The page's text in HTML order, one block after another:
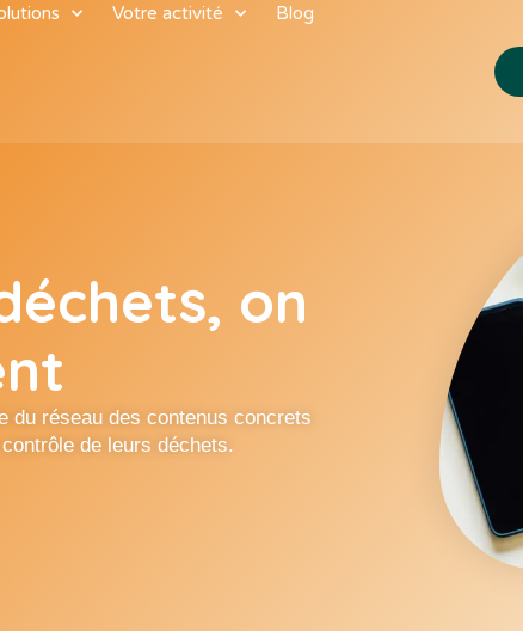
Votre activité Blog
on
du réseau des contenus concrets
de leurs déchets.